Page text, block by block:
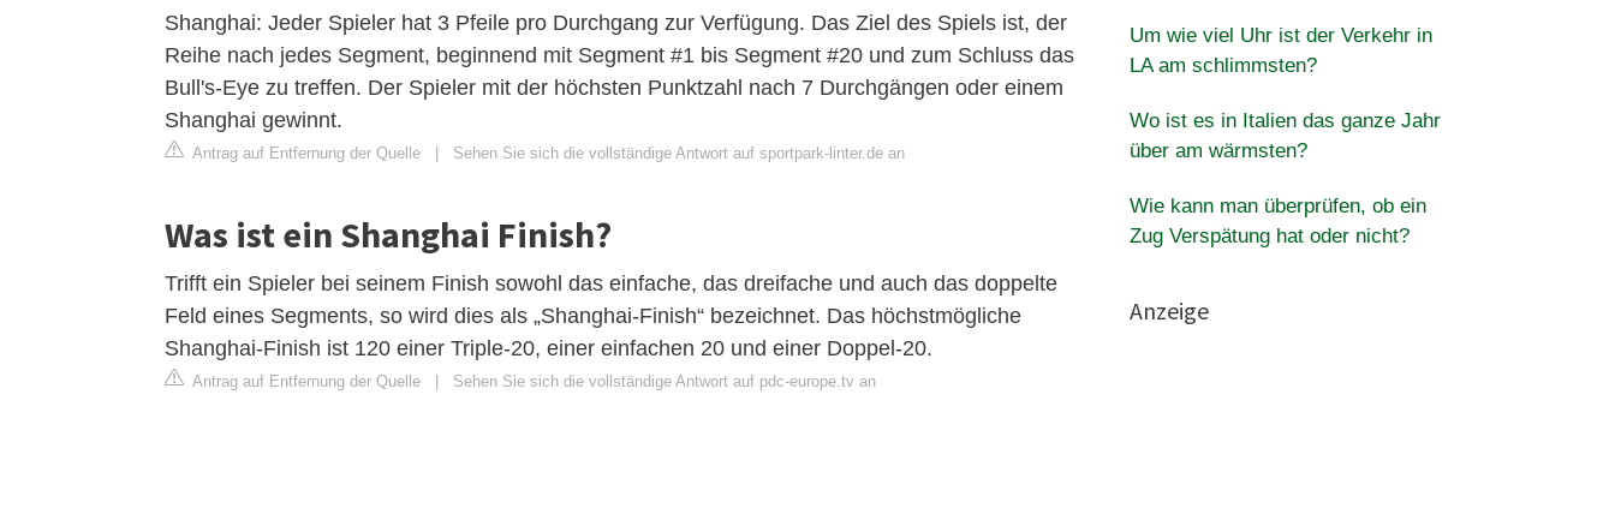
Shanghai: Jeder Spieler hat 3 Pfeile pro Durchgang zur Verfügung. Das Ziel des Spiels ist, der
Reihe nach jedes Segment, beginnend mit Segment #1 bis Segment #20 und zum Schluss das
Bull's-Eye zu treffen. Der Spieler mit der höchsten Punktzahl nach 7 Durchgängen oder einem
Shanghai gewinnt.
Antrag auf Entfernung der Quelle Sehen Sie sich die vollständige Antwort auf sportpark-linter.de an
Was ist ein Shanghai Finish?
Trifft ein Spieler bei seinem Finish sowohl das einfache, das dreifache und auch das doppelte
Feld eines Segments, so wird dies als „Shanghai-Finish“ bezeichnet. Das höchstmögliche
Shanghai-Finish ist 120 einer Triple-20, einer einfachen 20 und einer Doppel-20.
Antrag auf Entfernung der Quelle Sehen Sie sich die vollständige Antwort auf pdc-europe.tv an
Um wie viel Uhr ist der Verkehr in
LA am schlimmsten?
Wo ist es in Italien das ganze Jahr
über am wärmsten?
Wie kann man überprüfen, ob ein
Zug Verspätung hat oder nicht?
Anzeige